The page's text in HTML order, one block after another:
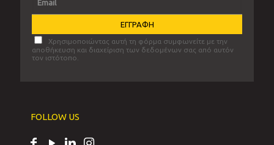
Χρησιμοποιώντας αυτή τη φόρμα συμφωνείτε με την
αποθήκευση και διαχείριση των δεδομένων σας από αυτόν
τον ιστότοπο.
FOLLOW US